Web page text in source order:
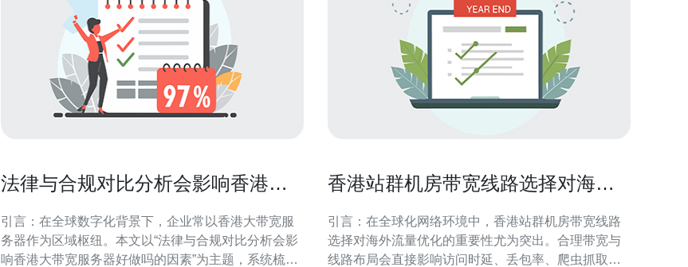
法律与合规对比分析会影响香港大
引言：在全球数字化背景下，企业常以香港大带宽服
务器作为区域枢纽。本文以“法律与合规对比分析会影
响香港大带宽服务器好做吗的因素”为主题，系统梳理
香港站群机房带宽线路选择对海外
引言：在全球化网络环境中，香港站群机房带宽线路
选择对海外流量优化的重要性尤为突出。合理带宽与
线路布局会直接影响访问时延、丢包率、爬虫抓取效